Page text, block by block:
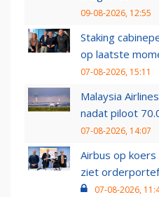
09-08-2026, 12:55
Staking
op laatste
07-08-2026, 15:11
Malaysia
nadat piloot
07-08-2026, 14:07
Airbus op
ziet
07-08-2026,